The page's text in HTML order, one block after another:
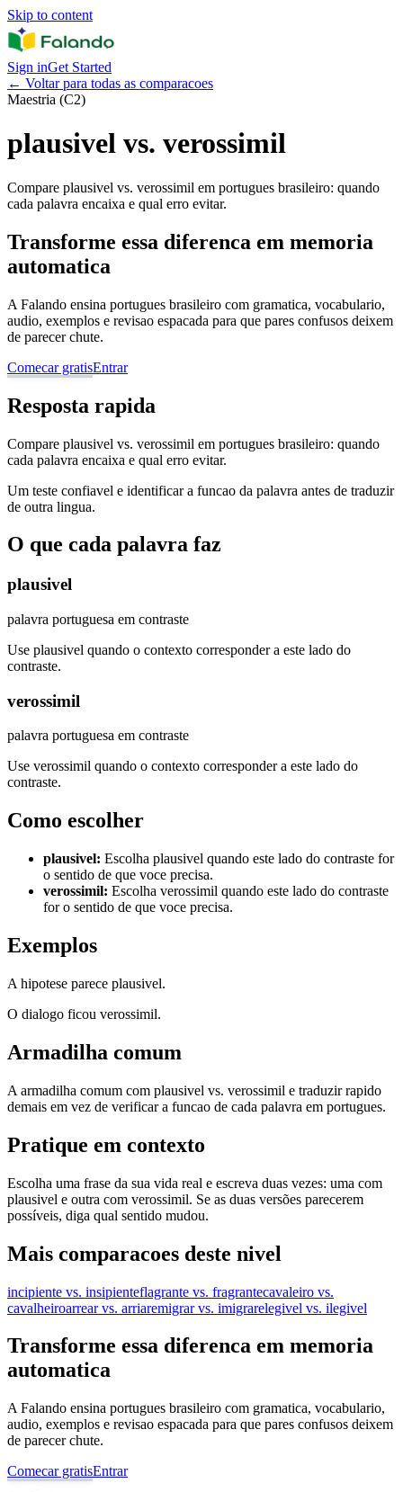
Skip to content
Sign inGet Started
← Voltar para todas as comparacoes
Maestria (C2)
plausivel vs. verossimil
Compare plausivel vs. verossimil em portugues brasileiro: quando
cada palavra encaixa e qual erro evitar.
Transforme essa diferenca em memoria
automatica
A Falando ensina portugues brasileiro com gramatica, vocabulario,
audio, exemplos e revisao espacada para que pares confusos deixem
de parecer chute.
Comecar gratisEntrar
Resposta rapida
Compare plausivel vs. verossimil em portugues brasileiro: quando
cada palavra encaixa e qual erro evitar.
Um teste confiavel e identificar a funcao da palavra antes de traduzir
de outra lingua.
O que cada palavra faz
plausivel
palavra portuguesa em contraste
Use plausivel quando o contexto corresponder a este lado do
contraste.
verossimil
palavra portuguesa em contraste
Use verossimil quando o contexto corresponder a este lado do
contraste.
Como escolher
plausivel: Escolha plausivel quando este lado do contraste for
o sentido de que voce precisa.
verossimil: Escolha verossimil quando este lado do contraste
for o sentido de que voce precisa.
Exemplos
A hipotese parece plausivel.
O dialogo ficou verossimil.
Armadilha comum
A armadilha comum com plausivel vs. verossimil e traduzir rapido
demais em vez de verificar a funcao de cada palavra em portugues.
Pratique em contexto
Escolha uma frase da sua vida real e escreva duas vezes: uma com
plausivel e outra com verossimil. Se as duas versões parecerem
possíveis, diga qual sentido mudou.
Mais comparacoes deste nivel
incipiente vs. insipienteflagrante vs. fragrantecavaleiro vs.
cavalheiroarrear vs. arriaremigrar vs. imigrarelegivel vs. ilegivel
Transforme essa diferenca em memoria
automatica
A Falando ensina portugues brasileiro com gramatica, vocabulario,
audio, exemplos e revisao espacada para que pares confusos deixem
de parecer chute.
Comecar gratisEntrar